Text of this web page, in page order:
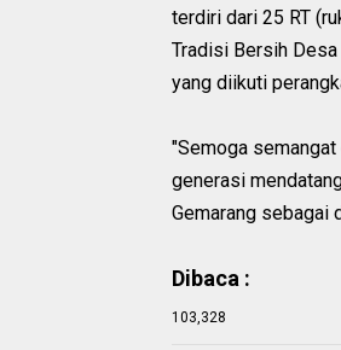
terdiri dari 25 RT
‎Tradisi Bersih
yang diikuti
‎"Semoga
generasi
Gemarang sebagai
Dibaca :
103,328